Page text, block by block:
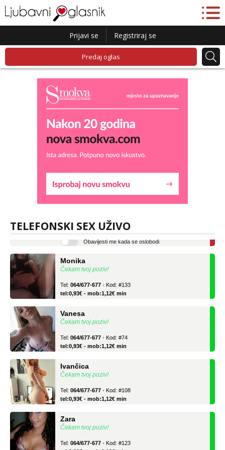
Prijavi se Registriraj se
Predaj oglas
TELEFONSKI SEX UŽIVO
Liliana
tel:0,93€ - mob:1,12€ min
Čekam tvoj poziv!
tel:0,93€ - mob:1,12€ min
Čekam tvoj poziv!
tel:0,93€ - mob:1,12€ min
Čekam tvoj poziv!
tel:0,93€ - mob:1,12€ min
Čekam tvoj poziv!
tel:0,93€ - mob:1,12€ min